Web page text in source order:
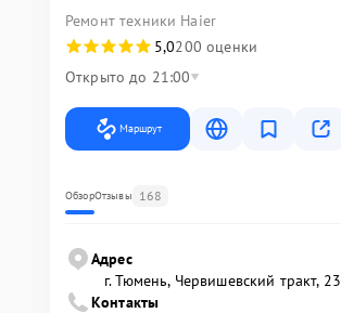
Ремонт техники Haier
5,0200 оценки
Открыто до 21:00
Маршрут
ОбзорОтзывы 168
Адрес
г. Тюмень, ​Червишевский тракт, 23
Контакты